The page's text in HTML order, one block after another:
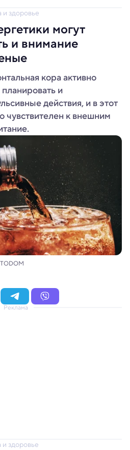
здоровье
могут
и внимание
кора активно
и
действия, и в этот
чувствителен к внешним
Реклама
здоровье